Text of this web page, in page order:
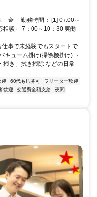
金 ・勤務時間： [1] 07:00～
談） 7：00～10：30 実働
事で未経験でもスタートで
キューム掛け(掃除機掛け) ・
掃き、拭き掃除 などの日常
迎 60代も応募可
フリーター歓迎
歓迎 交通費全額支給
夜間